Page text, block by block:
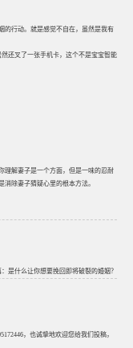
的行动。就是感觉不自在，虽然是我有
还叉了一张手机卡，这个不是宝宝智能
理解妻子是一个方面，但是一味的忍耐
除妻子猜疑心里的根本方法。
是什么让你想要挽回即将破裂的婚姻？
，也诚挚地欢迎您给我们投稿，